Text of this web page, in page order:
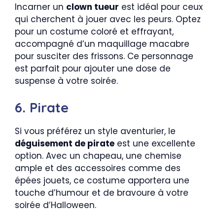
Incarner un clown tueur est idéal pour ceux
qui cherchent à jouer avec les peurs. Optez
pour un costume coloré et effrayant,
accompagné d’un maquillage macabre
pour susciter des frissons. Ce personnage
est parfait pour ajouter une dose de
suspense à votre soirée.
6. Pirate
Si vous préférez un style aventurier, le
déguisement de pirate est une excellente
option. Avec un chapeau, une chemise
ample et des accessoires comme des
épées jouets, ce costume apportera une
touche d’humour et de bravoure à votre
soirée d’Halloween.